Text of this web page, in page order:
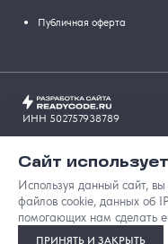
Публичная оферта
ИНН 502757938789
ИНН
Сайт
Используя данный сайт,
файлов cookie, данных об
помогающих нам сделать
ПРИНЯТЬ И ЗАКРЫТЬ